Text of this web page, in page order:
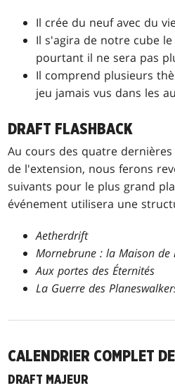
Il crée du neuf avec du
Il s'agira de notre cube
pourtant il ne sera pas
Il comprend plusieurs
jeu jamais vus dans les
DRAFT FLASHBACK
Au cours des quatre
de l'extension, nous ferons
suivants pour le plus grand
événement utilisera une
Aetherdrift
Mornebrune : la Maison de
Aux portes des Éternités
La Guerre des
CALENDRIER COMPLET
DRAFT MAJEUR